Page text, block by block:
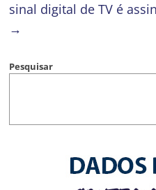
sinal digital de TV é
→
Pesquisar